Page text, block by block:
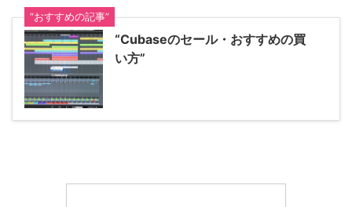
“おすすめの記事”
“Cubaseのセール・おすすめの買
い方”